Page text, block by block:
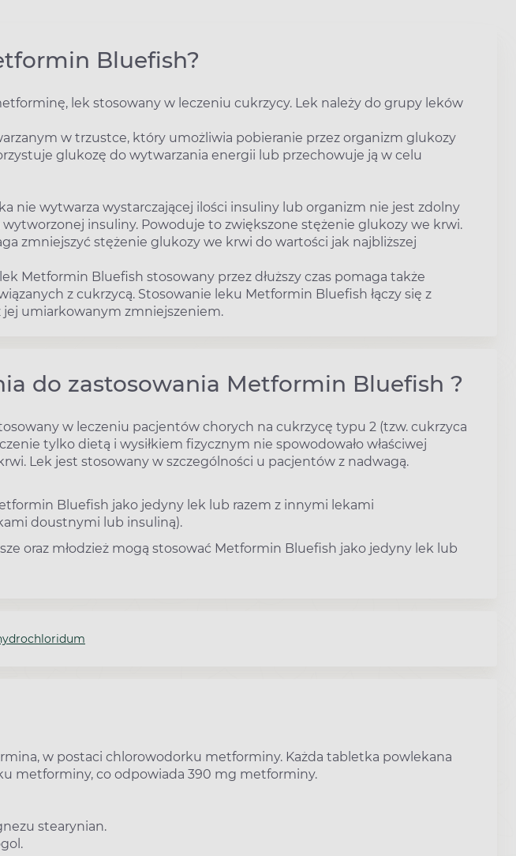
Bluefish?
lek stosowany w leczeniu cukrzycy. Lek należy do grupy leków
w trzustce, który umożliwia pobieranie przez organizm glukozy
glukozę do wytwarzania energii lub przechowuje ją w celu
nie wytwarza wystarczającej ilości insuliny lub organizm nie jest zdolny
wytworzonej insuliny. Powoduje to zwiększone stężenie glukozy we krwi.
zmniejszyć stężenie glukozy we krwi do wartości jak najbliższej
Metformin Bluefish stosowany przez dłuższy czas pomaga także
z cukrzycą. Stosowanie leku Metformin Bluefish łączy się z
jej umiarkowanym zmniejszeniem.
do zastosowania Metformin Bluefish ?
w leczeniu pacjentów chorych na cukrzycę typu 2 (tzw. cukrzyca
tylko dietą i wysiłkiem fizycznym nie spowodowało właściwej
Lek jest stosowany w szczególności u pacjentów z nadwagą.
Bluefish jako jedyny lek lub razem z innymi lekami
doustnymi lub insuliną).
oraz młodzież mogą stosować Metformin Bluefish jako jedyny lek lub
w postaci chlorowodorku metforminy. Każda tabletka powlekana
metforminy, co odpowiada 390 mg metforminy.
stearynian.